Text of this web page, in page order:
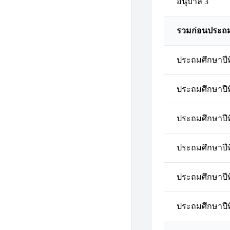
รวมก่อนประถ
ประถมศึกษาปี
ประถมศึกษาปี
ประถมศึกษาปี
ประถมศึกษาปี
ประถมศึกษาปี
ประถมศึกษาปี